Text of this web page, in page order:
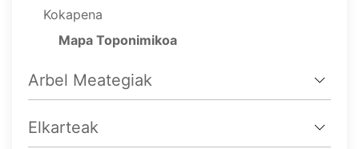
Kokapena
Mapa Toponimikoa
Arbel Meategiak
Elkarteak